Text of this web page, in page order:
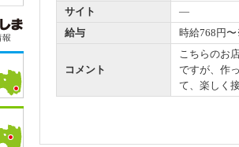
サイト
―
給与
時給768円
コメント
こちらのお
ですが、作
て、楽しく